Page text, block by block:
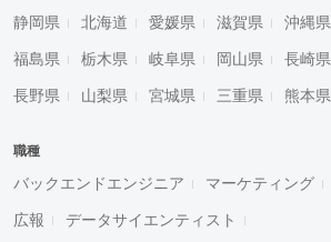
静岡県 北海道 愛媛県 滋賀県 沖縄県
福島県 栃木県 岐阜県 岡山県 長崎県
長野県 山梨県 宮城県 三重県 熊本県
職種
バックエンドエンジニア マーケティング
広報 データサイエンティスト